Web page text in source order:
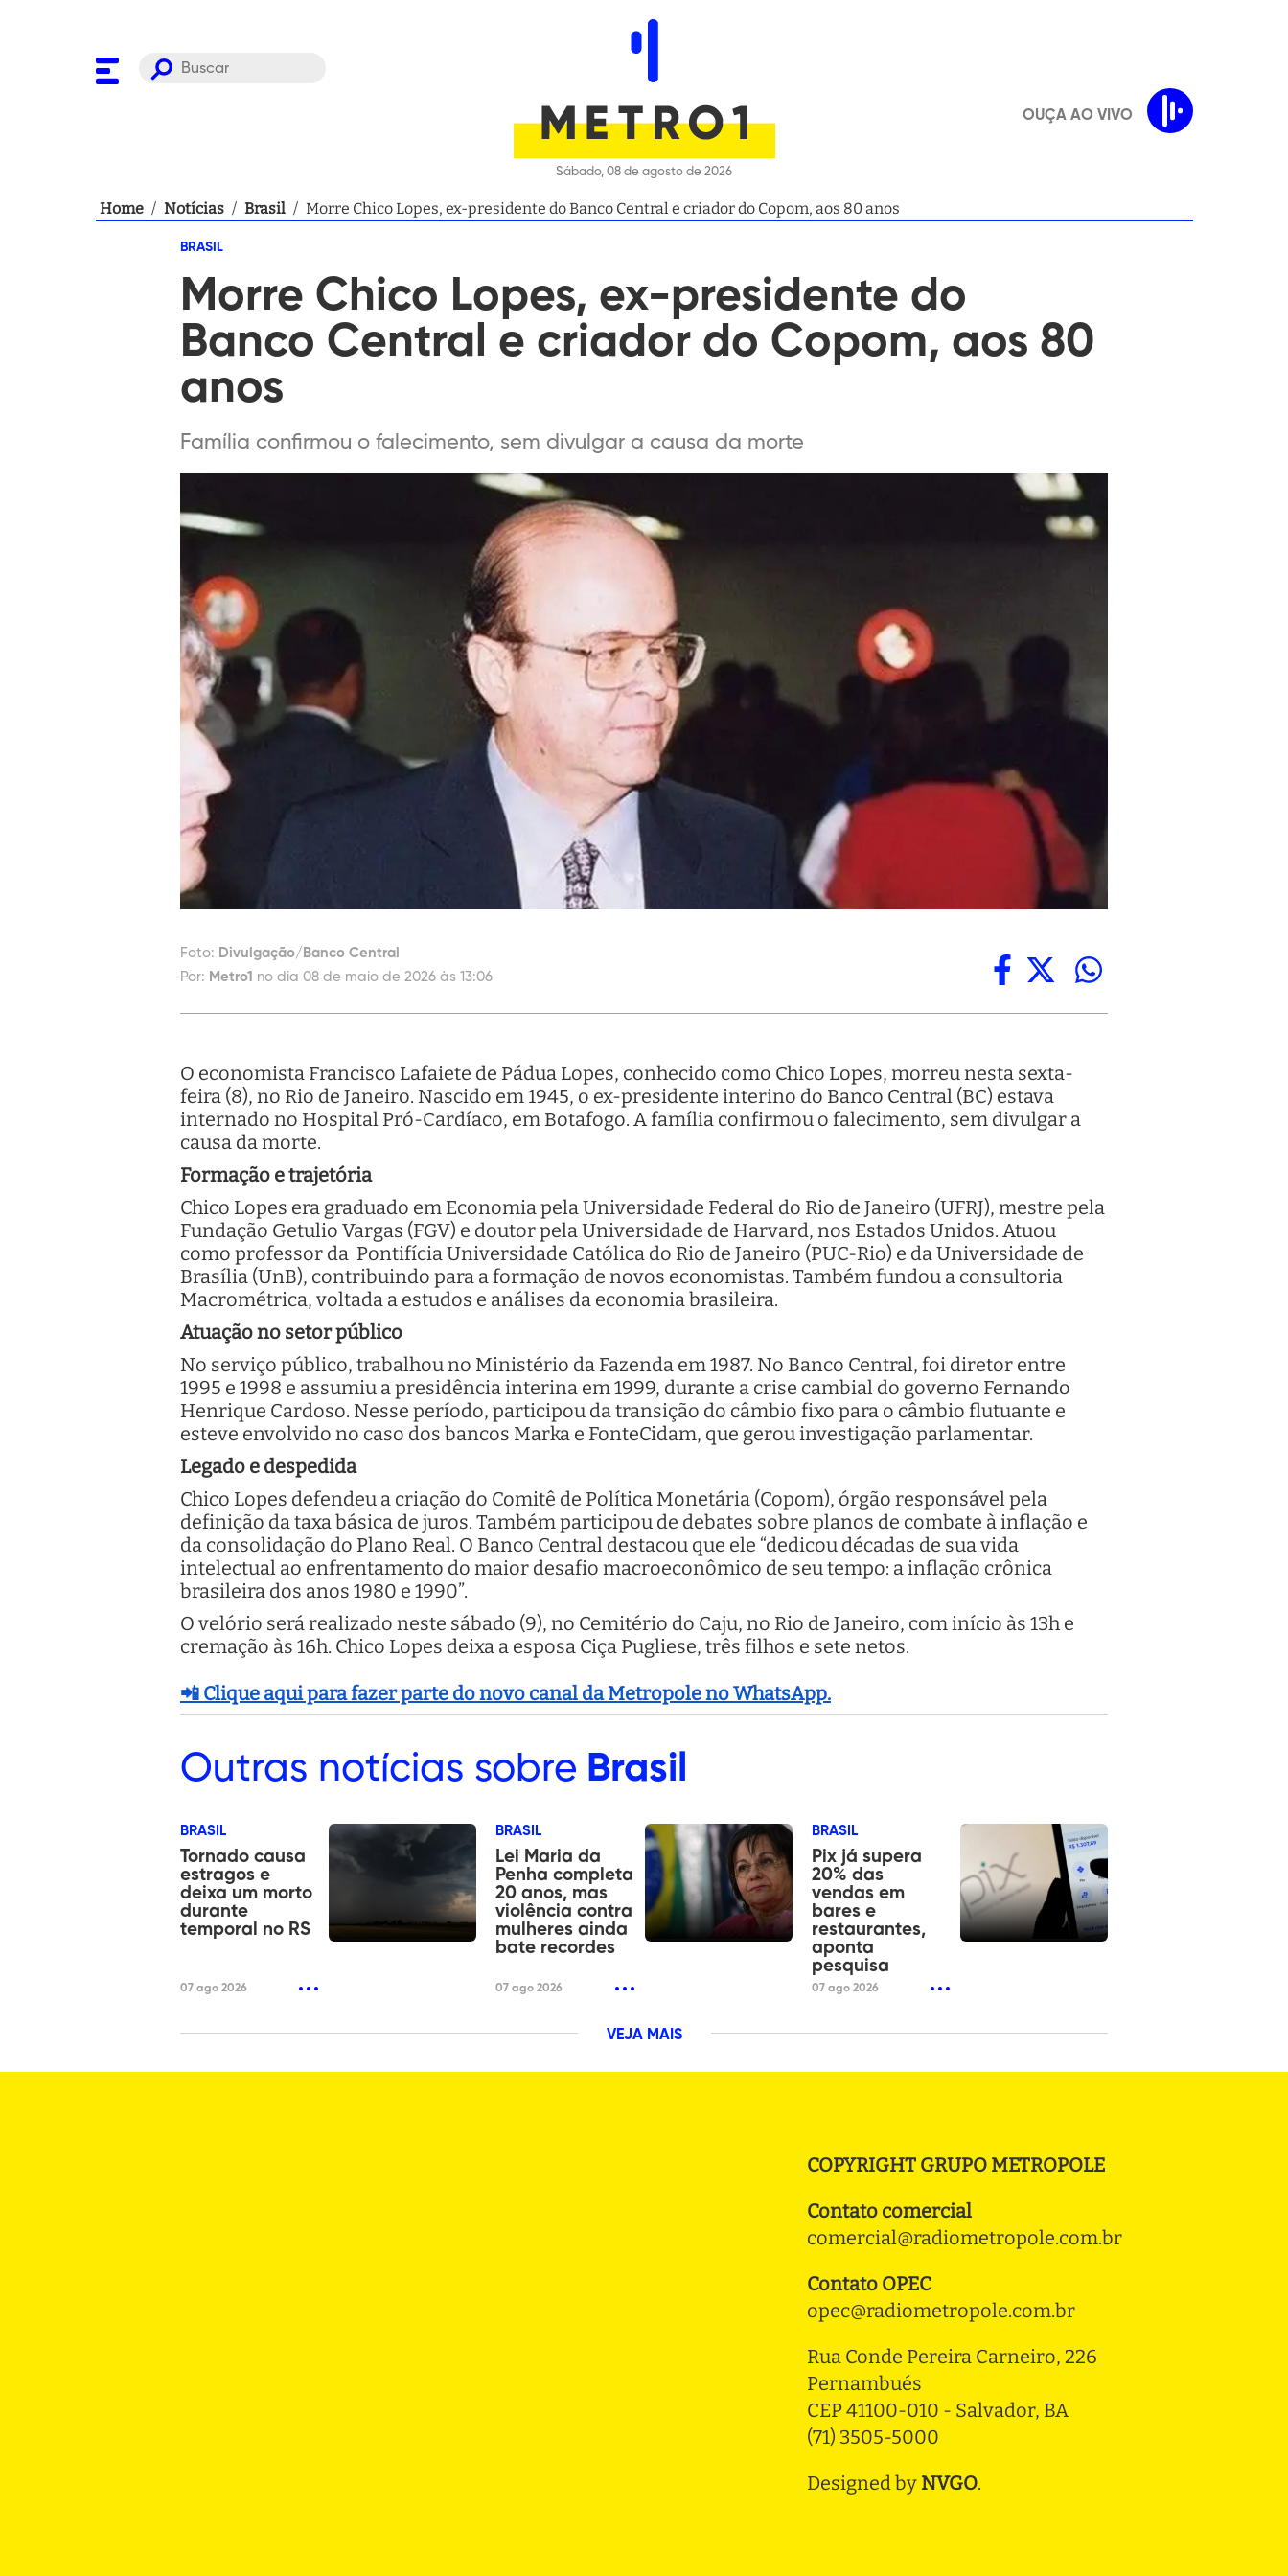
Sábado, 08 de agosto de 2026
OUÇA AO VIVO
Home / Notícias / Brasil / Morre Chico Lopes, ex-presidente do Banco Central e criador do Copom, aos 80 anos
BRASIL
Morre Chico Lopes, ex-presidente do
Banco Central e criador do Copom, aos 80
anos
Família confirmou o falecimento, sem divulgar a causa da morte
Foto: Divulgação/Banco Central
Por: Metro1 no dia 08 de maio de 2026 às 13:06
O economista Francisco Lafaiete de Pádua Lopes, conhecido como Chico Lopes, morreu nesta sexta-
feira (8), no Rio de Janeiro. Nascido em 1945, o ex-presidente interino do Banco Central (BC) estava
internado no Hospital Pró-Cardíaco, em Botafogo. A família confirmou o falecimento, sem divulgar a
causa da morte.
Formação e trajetória
Chico Lopes era graduado em Economia pela Universidade Federal do Rio de Janeiro (UFRJ), mestre pela
Fundação Getulio Vargas (FGV) e doutor pela Universidade de Harvard, nos Estados Unidos. Atuou
como professor da Pontifícia Universidade Católica do Rio de Janeiro (PUC-Rio) e da Universidade de
Brasília (UnB), contribuindo para a formação de novos economistas. Também fundou a consultoria
Macrométrica, voltada a estudos e análises da economia brasileira.
Atuação no setor público
No serviço público, trabalhou no Ministério da Fazenda em 1987. No Banco Central, foi diretor entre
1995 e 1998 e assumiu a presidência interina em 1999, durante a crise cambial do governo Fernando
Henrique Cardoso. Nesse período, participou da transição do câmbio fixo para o câmbio flutuante e
esteve envolvido no caso dos bancos Marka e FonteCidam, que gerou investigação parlamentar.
Legado e despedida
Chico Lopes defendeu a criação do Comitê de Política Monetária (Copom), órgão responsável pela
definição da taxa básica de juros. Também participou de debates sobre planos de combate à inflação e
da consolidação do Plano Real. O Banco Central destacou que ele “dedicou décadas de sua vida
intelectual ao enfrentamento do maior desafio macroeconômico de seu tempo: a inflação crônica
brasileira dos anos 1980 e 1990”.
O velório será realizado neste sábado (9), no Cemitério do Caju, no Rio de Janeiro, com início às 13h e
cremação às 16h. Chico Lopes deixa a esposa Ciça Pugliese, três filhos e sete netos.
📲 Clique aqui para fazer parte do novo canal da Metropole no WhatsApp.
Outras notícias sobre Brasil
BRASIL
Tornado causa
estragos e
deixa um morto
durante
temporal no RS
07 ago 2026
BRASIL
Lei Maria da
Penha completa
20 anos, mas
violência contra
mulheres ainda
bate recordes
07 ago 2026
BRASIL
Pix já supera
20% das
vendas em
bares e
restaurantes,
aponta
pesquisa
07 ago 2026
VEJA MAIS
COPYRIGHT GRUPO METROPOLE
Contato comercial
comercial@radiometropole.com.br
Contato OPEC
opec@radiometropole.com.br
Rua Conde Pereira Carneiro, 226
Pernambués
CEP 41100-010 - Salvador, BA
(71) 3505-5000
Designed by NVGO.